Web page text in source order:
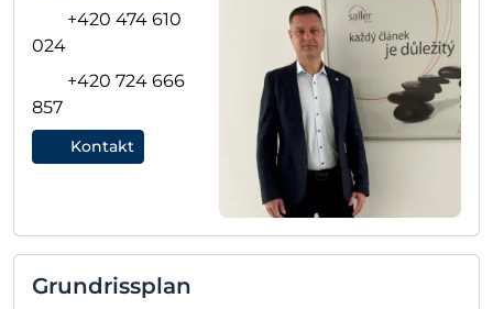
+420 474 610
024
+420 724 666
857
Kontakt
Grundrissplan